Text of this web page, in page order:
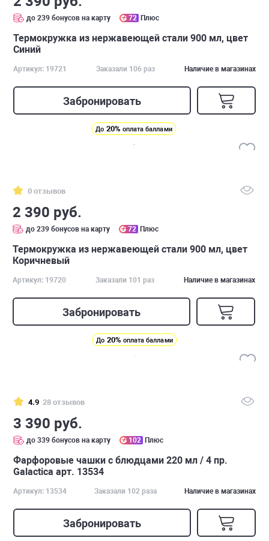
до 239 бонусов на карту 72 Плюс
Термокружка из нержавеющей стали 900 мл, цвет
Синий
Артикул: 19721 Заказали 106 раз Наличие в магазинах
Забронировать
До 20% оплата баллами
0 отзывов
2 390 руб.
до 239 бонусов на карту 72 Плюс
Термокружка из нержавеющей стали 900 мл, цвет
Коричневый
Артикул: 19720 Заказали 101 раз Наличие в магазинах
Забронировать
До 20% оплата баллами
4.9 28 отзывов
3 390 руб.
до 339 бонусов на карту 102 Плюс
Фарфоровые чашки с блюдцами 220 мл / 4 пр.
Galactica арт. 13534
Артикул: 13534 Заказали 102 раза Наличие в магазинах
Забронировать